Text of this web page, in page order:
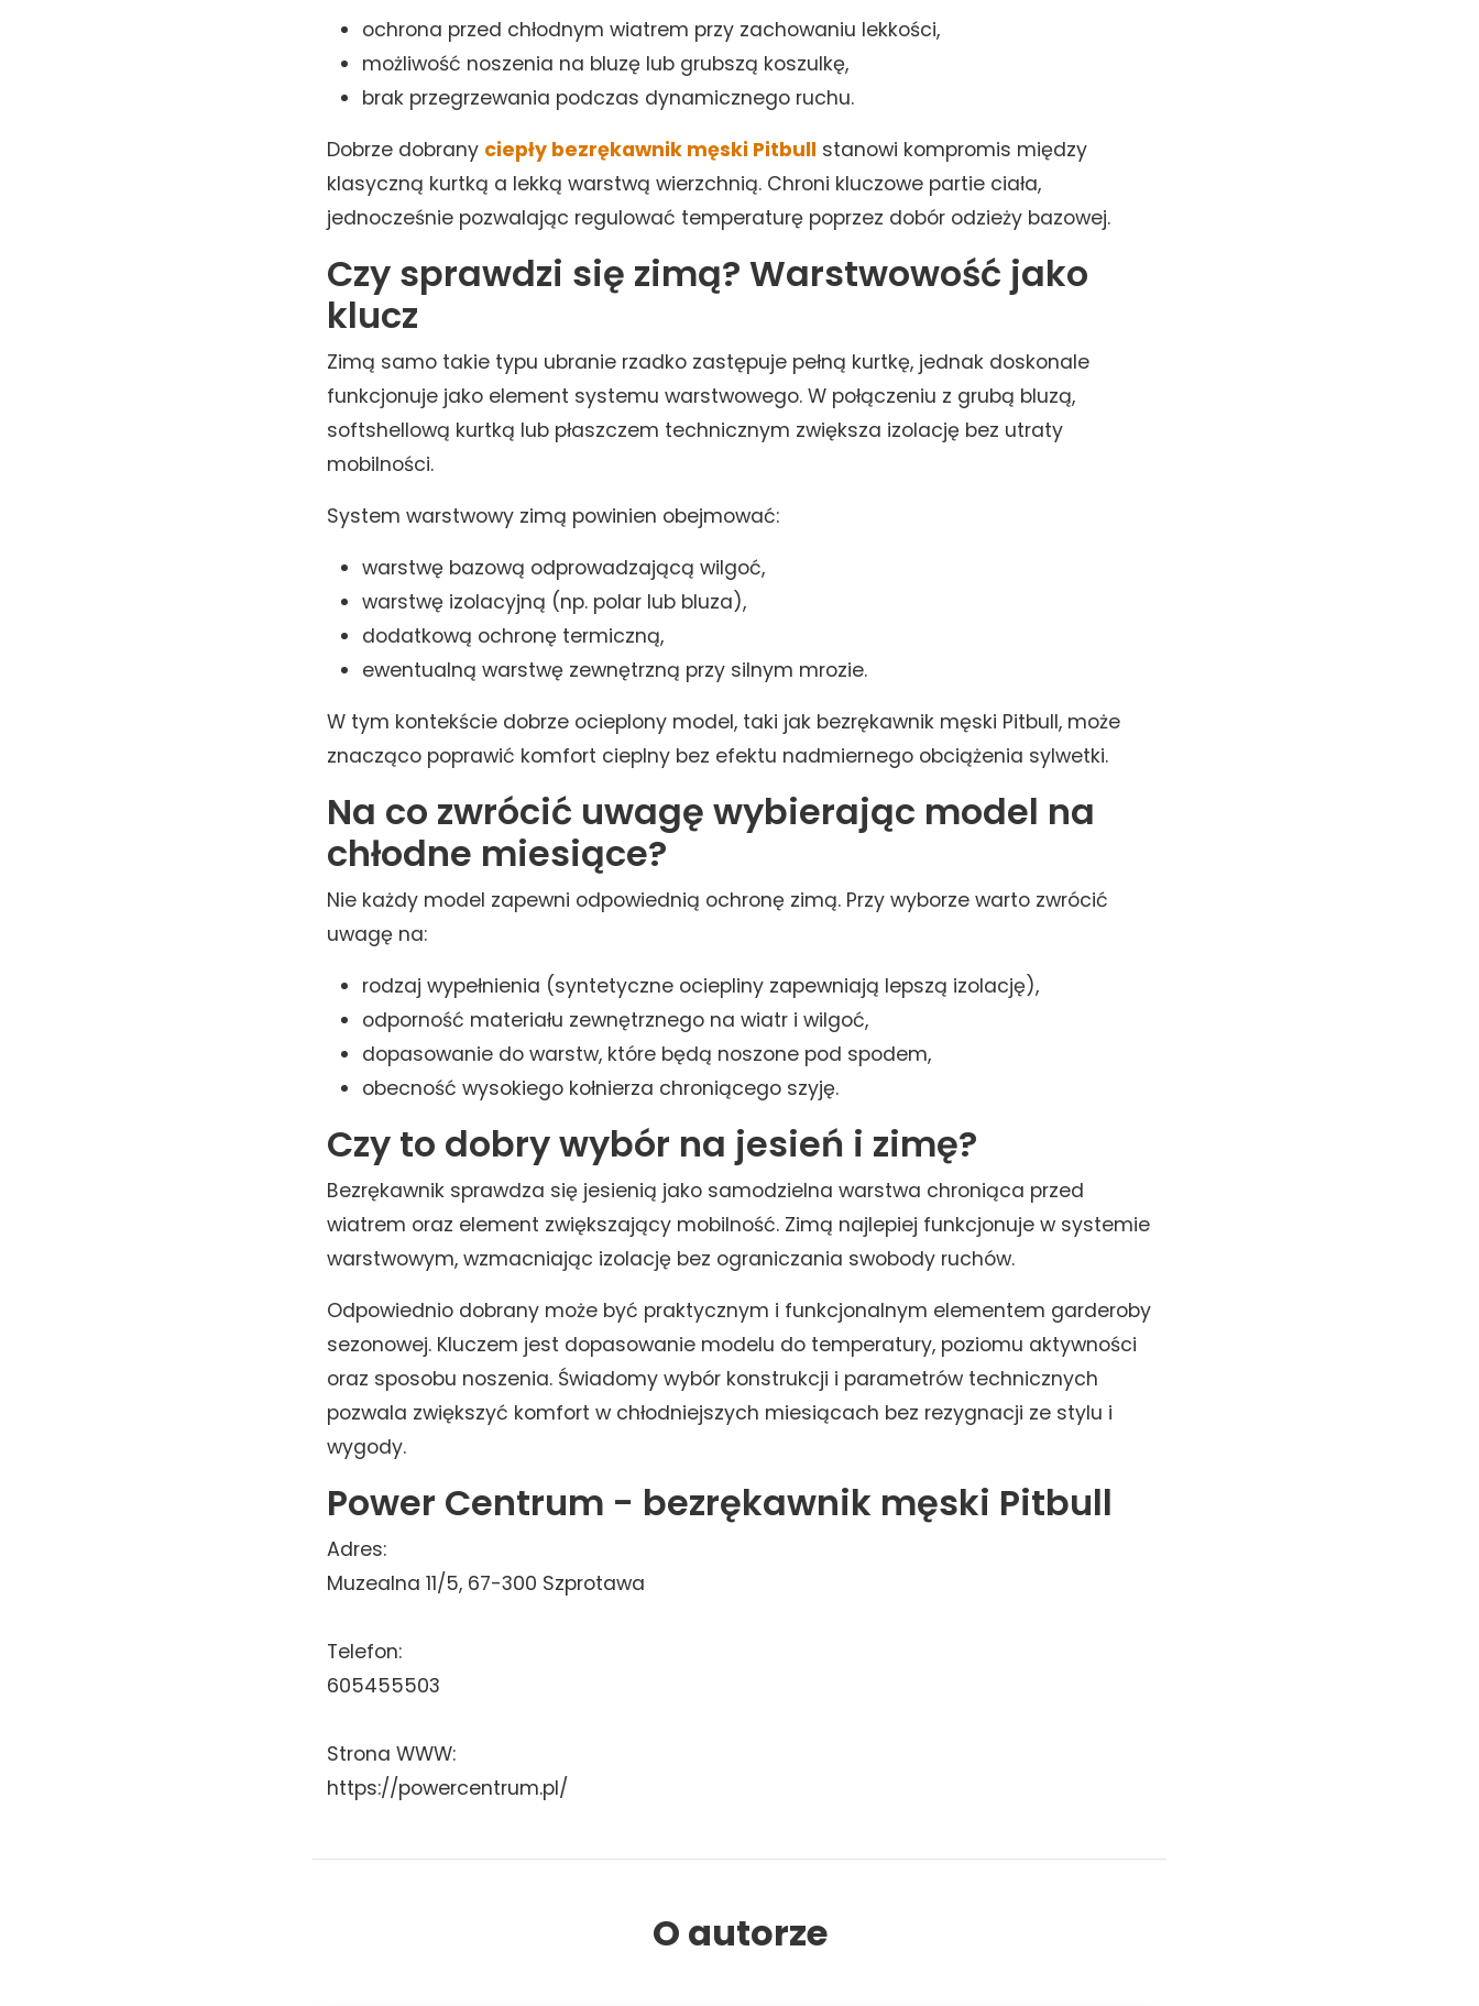
ochrona przed chłodnym wiatrem przy zachowaniu lekkości,
możliwość noszenia na bluzę lub grubszą koszulkę,
brak przegrzewania podczas dynamicznego ruchu.
Dobrze dobrany ciepły bezrękawnik męski Pitbull stanowi kompromis między
klasyczną kurtką a lekką warstwą wierzchnią. Chroni kluczowe partie ciała,
jednocześnie pozwalając regulować temperaturę poprzez dobór odzieży bazowej.
Czy sprawdzi się zimą? Warstwowość jako
klucz
Zimą samo takie typu ubranie rzadko zastępuje pełną kurtkę, jednak doskonale
funkcjonuje jako element systemu warstwowego. W połączeniu z grubą bluzą,
softshellową kurtką lub płaszczem technicznym zwiększa izolację bez utraty
mobilności.
System warstwowy zimą powinien obejmować:
warstwę bazową odprowadzającą wilgoć,
warstwę izolacyjną (np. polar lub bluza),
dodatkową ochronę termiczną,
ewentualną warstwę zewnętrzną przy silnym mrozie.
W tym kontekście dobrze ocieplony model, taki jak bezrękawnik męski Pitbull, może
znacząco poprawić komfort cieplny bez efektu nadmiernego obciążenia sylwetki.
Na co zwrócić uwagę wybierając model na
chłodne miesiące?
Nie każdy model zapewni odpowiednią ochronę zimą. Przy wyborze warto zwrócić
uwagę na:
rodzaj wypełnienia (syntetyczne ociepliny zapewniają lepszą izolację),
odporność materiału zewnętrznego na wiatr i wilgoć,
dopasowanie do warstw, które będą noszone pod spodem,
obecność wysokiego kołnierza chroniącego szyję.
Czy to dobry wybór na jesień i zimę?
Bezrękawnik sprawdza się jesienią jako samodzielna warstwa chroniąca przed
wiatrem oraz element zwiększający mobilność. Zimą najlepiej funkcjonuje w systemie
warstwowym, wzmacniając izolację bez ograniczania swobody ruchów.
Odpowiednio dobrany może być praktycznym i funkcjonalnym elementem garderoby
sezonowej. Kluczem jest dopasowanie modelu do temperatury, poziomu aktywności
oraz sposobu noszenia. Świadomy wybór konstrukcji i parametrów technicznych
pozwala zwiększyć komfort w chłodniejszych miesiącach bez rezygnacji ze stylu i
wygody.
Power Centrum - bezrękawnik męski Pitbull
Adres:
Muzealna 11/5, 67-300 Szprotawa
Telefon:
605455503
Strona WWW:
https://powercentrum.pl/
O autorze